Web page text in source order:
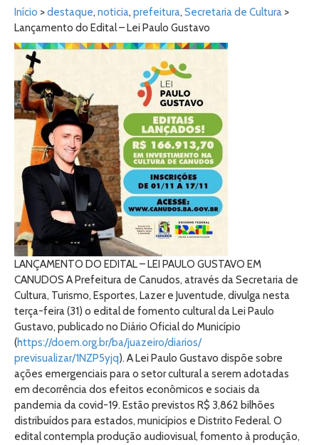
Início >destaque, noticia, prefeitura, Secretaria de Cultura >
Lançamento do Edital – Lei Paulo Gustavo
LANÇAMENTO DO EDITAL – LEI PAULO GUSTAVO EM
CANUDOS A Prefeitura de Canudos, através da Secretaria de
Cultura, Turismo, Esportes, Lazer e Juventude, divulga nesta
terça-feira (31) o edital de fomento cultural da Lei Paulo
Gustavo, publicado no Diário Oficial do Município
(https://doem.org.br/ba/juazeiro/diarios/
previsualizar/1NZP5yjq). A Lei Paulo Gustavo dispõe sobre
ações emergenciais para o setor cultural a serem adotadas
em decorrência dos efeitos econômicos e sociais da
pandemia da covid-19. Estão previstos R$ 3,862 bilhões
distribuídos para estados, municípios e Distrito Federal. O
edital contempla produção audiovisual, fomento à produção,